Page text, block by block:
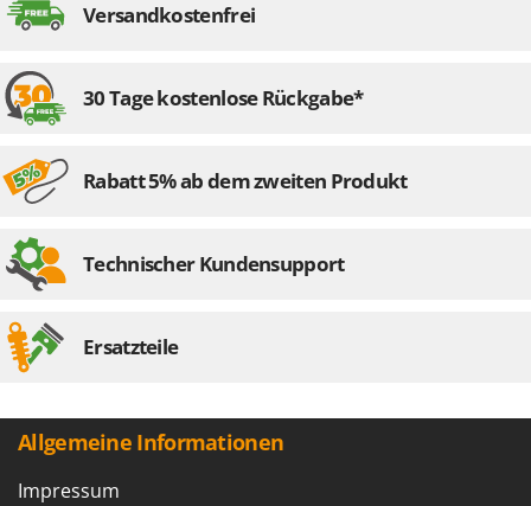
Versandkostenfrei
30 Tage kostenlose Rückgabe*
Rabatt 5% ab dem zweiten Produkt
Technischer Kundensupport
Ersatzteile
Allgemeine Informationen
Impressum